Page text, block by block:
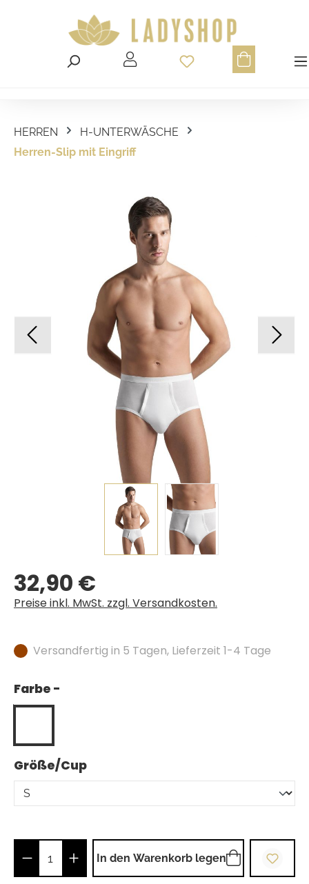
Du hast 0
HERREN
H-UNTERWÄSCHE
Herren-Slip mit Eingriff
Bildergalerie überspringen
Regulärer Preis:
32,90 €
Preise inkl. MwSt. zzgl. Versandkosten.
Versandfertig in 5 Tagen, Lieferzeit 1-4 Tage
Farbe -
Größe/Cupauswählen
Produkt Anzahl: Gib den gewünschten
In den Warenkorb legen